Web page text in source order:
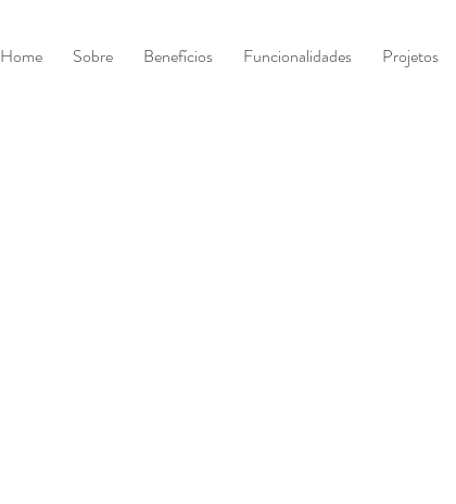
Home Sobre Benefícios Funcionalidades Projetos